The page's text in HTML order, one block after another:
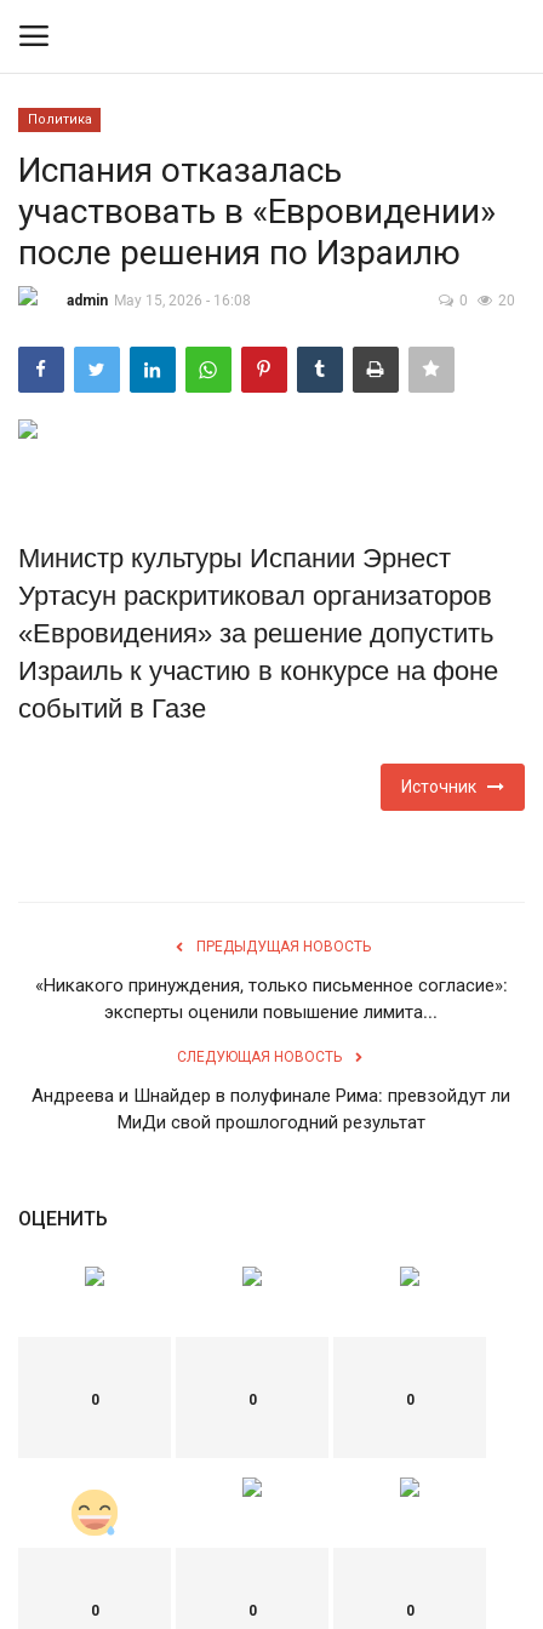
Контакты
Правила размещения
Экономика
Туризм
Недвижимость
Авто
Русский
Политика
Испания отказалась
участвовать в «Евровидении»
после решения по Израилю
admin May 15, 2026 - 16:08 0 20
Министр культуры Испании Эрнест
Уртасун раскритиковал организаторов
«Евровидения» за решение допустить
Израиль к участию в конкурсе на фоне
событий в Газе
Источник
ПРЕДЫДУЩАЯ НОВОСТЬ
«Никакого принуждения, только письменное согласие»:
эксперты оценили повышение лимита...
СЛЕДУЮЩАЯ НОВОСТЬ
Андреева и Шнайдер в полуфинале Рима: превзойдут ли
МиДи свой прошлогодний результат
ОЦЕНИТЬ
0 0 0
0 0 0